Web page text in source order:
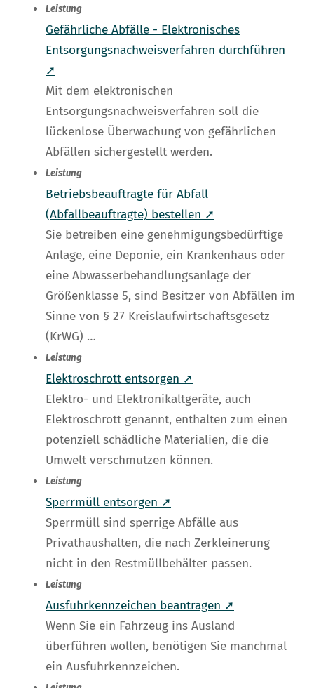
Leistung
Gefährliche Abfälle - Elektronisches
Entsorgungsnachweisverfahren durchführen
➚
Mit dem elektronischen
Entsorgungsnachweisverfahren soll die
lückenlose Überwachung von gefährlichen
Abfällen sichergestellt werden.
Leistung
Betriebsbeauftragte für Abfall
(Abfallbeauftragte) bestellen ➚
Sie betreiben eine genehmigungsbedürftige
Anlage, eine Deponie, ein Krankenhaus oder
eine Abwasserbehandlungsanlage der
Größenklasse 5, sind Besitzer von Abfällen im
Sinne von § 27 Kreislaufwirtschaftsgesetz
(KrWG) …
Leistung
Elektroschrott entsorgen ➚
Elektro- und Elektronikaltgeräte, auch
Elektroschrott genannt, enthalten zum einen
potenziell schädliche Materialien, die die
Umwelt verschmutzen können.
Leistung
Sperrmüll entsorgen ➚
Sperrmüll sind sperrige Abfälle aus
Privathaushalten, die nach Zerkleinerung
nicht in den Restmüllbehälter passen.
Leistung
Ausfuhrkennzeichen beantragen ➚
Wenn Sie ein Fahrzeug ins Ausland
überführen wollen, benötigen Sie manchmal
ein Ausfuhrkennzeichen.